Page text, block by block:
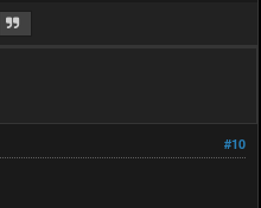
#10